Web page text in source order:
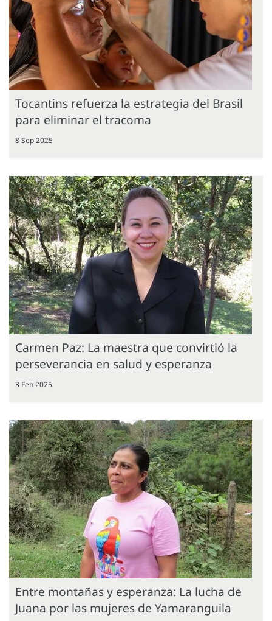
Tocantins refuerza la estrategia del Brasil
para eliminar el tracoma
8 Sep 2025
Carmen Paz: La maestra que convirtió la
perseverancia en salud y esperanza
3 Feb 2025
Entre montañas y esperanza: La lucha de
Juana por las mujeres de Yamaranguila